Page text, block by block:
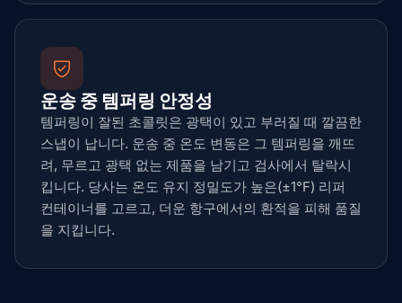
운송 중 템퍼링 안정성
템퍼링이 잘된 초콜릿은 광택이 있고 부러질 때 깔끔한
스냅이 납니다. 운송 중 온도 변동은 그 템퍼링을 깨뜨
려, 무르고 광택 없는 제품을 남기고 검사에서 탈락시
킵니다. 당사는 온도 유지 정밀도가 높은(±1°F) 리퍼
컨테이너를 고르고, 더운 항구에서의 환적을 피해 품질
을 지킵니다.